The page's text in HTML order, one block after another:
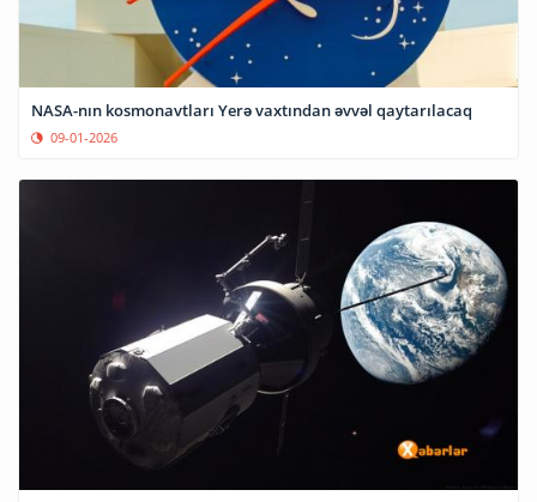
NASA-nın kosmonavtları Yerə vaxtından əvvəl qaytarılacaq
09-01-2026